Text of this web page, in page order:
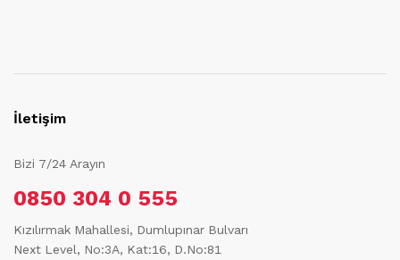
İletişim
Bizi 7/24 Arayın
0850 304 0 555
Kızılırmak Mahallesi, Dumlupınar Bulvarı
Next Level, No:3A, Kat:16, D.No:81